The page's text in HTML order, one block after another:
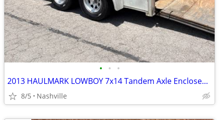
• • •
2013 HAULMARK LOWBOY 7x14 Tandem Axle Enclosed Trailer
8/5 Nashville